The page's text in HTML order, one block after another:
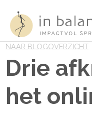
naar
inhoud
NAAR BLOGOVERZICHT
Drie
het